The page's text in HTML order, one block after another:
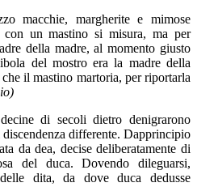
macchie, margherite e mimose
con un mastino si misura, ma per
della madre, al momento giusto
del mostro era la madre della
il mastino martoria, per riportarla
di secoli dietro denigrarono
differente. Dapprincipio
da dea, decise deliberatamente di
del duca. Dovendo dileguarsi,
delle dita, da dove duca dedusse